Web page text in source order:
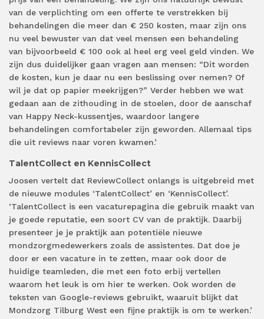
van de verplichting om een offerte te verstrekken bij
behandelingen die meer dan € 250 kosten, maar zijn ons
nu veel bewuster van dat veel mensen een behandeling
van bijvoorbeeld € 100 ook al heel erg veel geld vinden. We
zijn dus duidelijker gaan vragen aan mensen: “Dit worden
de kosten, kun je daar nu een beslissing over nemen? Of
wil je dat op papier meekrijgen?” Verder hebben we wat
gedaan aan de zithouding in de stoelen, door de aanschaf
van Happy Neck-kussentjes, waardoor langere
behandelingen comfortabeler zijn geworden. Allemaal tips
die uit reviews naar voren kwamen.’
TalentCollect en KennisCollect
Joosen vertelt dat ReviewCollect onlangs is uitgebreid met
de nieuwe modules ‘TalentCollect’ en ‘KennisCollect’.
‘TalentCollect is een vacaturepagina die gebruik maakt van
je goede reputatie, een soort CV van de praktijk. Daarbij
presenteer je je praktijk aan potentiële nieuwe
mondzorgmedewerkers zoals de assistentes. Dat doe je
door er een vacature in te zetten, maar ook door de
huidige teamleden, die met een foto erbij vertellen
waarom het leuk is om hier te werken. Ook worden de
teksten van Google-reviews gebruikt, waaruit blijkt dat
Mondzorg Tilburg West een fijne praktijk is om te werken.’